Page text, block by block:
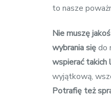
to nasze
Nie muszę
wybrania siędo
wspierać takich
wyjątkową,
Potrafię też